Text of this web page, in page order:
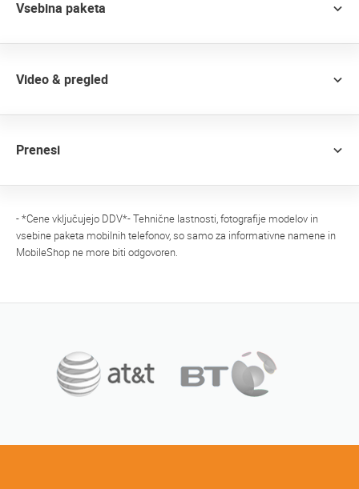
Vsebina paketa
Video & pregled
Prenesi
- *Cene vključujejo DDV*- Tehnične lastnosti, fotografije modelov in
vsebine paketa mobilnih telefonov, so samo za informativne namene in
MobileShop ne more biti odgovoren.